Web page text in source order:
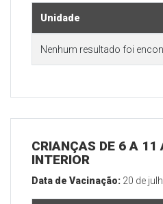
Unidade
Nenhum resultado foi
CRIANÇAS DE 6 A 11
INTERIOR
Data de Vacinação: 20 de